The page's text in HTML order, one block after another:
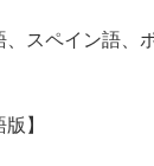
スペイン語、
版】